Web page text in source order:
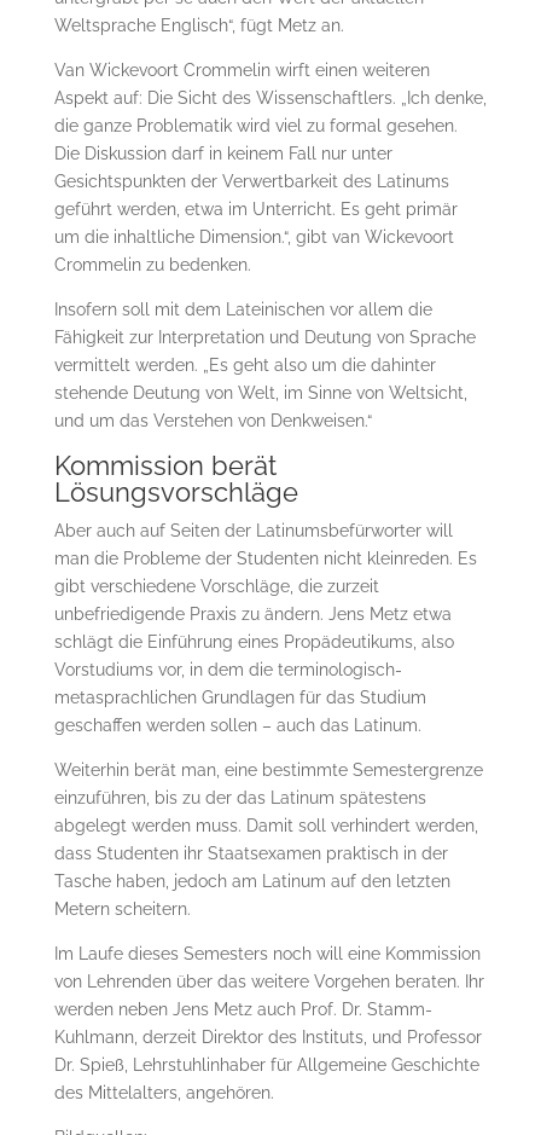
Weltsprache Englisch“, fügt Metz an.
Van Wickevoort Crommelin wirft einen weiteren
Aspekt auf: Die Sicht des Wissenschaftlers. „Ich denke,
die ganze Problematik wird viel zu formal gesehen.
Die Diskussion darf in keinem Fall nur unter
Gesichtspunkten der Verwertbarkeit des Latinums
geführt werden, etwa im Unterricht. Es geht primär
um die inhaltliche Dimension.“, gibt van Wickevoort
Crommelin zu bedenken.
Insofern soll mit dem Lateinischen vor allem die
Fähigkeit zur Interpretation und Deutung von Sprache
vermittelt werden. „Es geht also um die dahinter
stehende Deutung von Welt, im Sinne von Weltsicht,
und um das Verstehen von Denkweisen.“
Kommission berät
Lösungsvorschläge
Aber auch auf Seiten der Latinumsbefürworter will
man die Probleme der Studenten nicht klein­reden. Es
gibt verschiedene Vorschläge, die zurzeit
unbefriedigende Praxis zu ändern. Jens Metz etwa
schlägt die Einführung eines Propä­deu­tikums, also
Vorstudiums vor, in dem die terminologisch-
metasprachlichen Grundlagen für das Studium
geschaffen werden sollen – auch das Latinum.
Weiterhin berät man, eine be­stimmte Semestergrenze
einzuführen, bis zu der das Latinum spätestens
abgelegt werden muss. Damit soll verhindert werden,
dass Studenten ihr Staatsexamen praktisch in der
Tasche haben, jedoch am Latinum auf den letzten
Metern scheitern.
Im Laufe dieses Semesters noch will eine Kommission
von Lehrenden über das weitere Vor­ge­hen beraten. Ihr
werden neben Jens Metz auch Prof. Dr. Stamm-
Kuhlmann, derzeit Direktor des In­sti­tuts, und Professor
Dr. Spieß, Lehr­stuhlinhaber für Allgemeine Geschichte
des Mittelalters, angehören.